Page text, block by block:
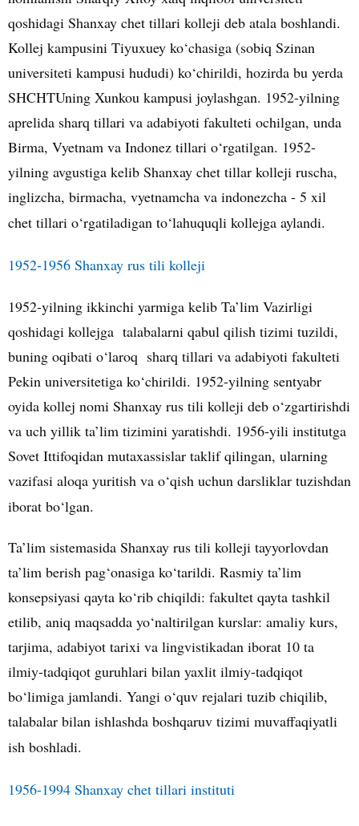
qoshidagi Shanxay chet tillari kolleji deb atala boshlandi.
Kollej kampusini Tiyuxuey ko‘chasiga (sobiq Szinan
universiteti kampusi hududi) ko‘chirildi, hozirda bu yerda
SHCHTUning Xunkou kampusi joylashgan. 1952-yilning
aprelida sharq tillari va adabiyoti fakulteti ochilgan, unda
Birma, Vyetnam va Indonez tillari o‘rgatilgan. 1952-
yilning avgustiga kelib Shanxay chet tillar kolleji ruscha,
inglizcha, birmacha, vyetnamcha va indonezcha - 5 xil
chet tillari o‘rgatiladigan to‘lahuquqli kollejga aylandi.
1952-1956 Shanxay rus tili kolleji
1952-yilning ikkinchi yarmiga kelib Ta’lim Vazirligi
qoshidagi kollejga talabalarni qabul qilish tizimi tuzildi,
buning oqibati o‘laroq sharq tillari va adabiyoti fakulteti
Pekin universitetiga ko‘chirildi. 1952-yilning sentyabr
oyida kollej nomi Shanxay rus tili kolleji deb o‘zgartirishdi
va uch yillik ta’lim tizimini yaratishdi. 1956-yili institutga
Sovet Ittifoqidan mutaxassislar taklif qilingan, ularning
vazifasi aloqa yuritish va o‘qish uchun darsliklar tuzishdan
iborat bo‘lgan.
Ta’lim sistemasida Shanxay rus tili kolleji tayyorlovdan
ta’lim berish pag‘onasiga ko‘tarildi. Rasmiy ta’lim
konsepsiyasi qayta ko‘rib chiqildi: fakultet qayta tashkil
etilib, aniq maqsadda yo‘naltirilgan kurslar: amaliy kurs,
tarjima, adabiyot tarixi va lingvistikadan iborat 10 ta
ilmiy-tadqiqot guruhlari bilan yaxlit ilmiy-tadqiqot
bo‘limiga jamlandi. Yangi o‘quv rejalari tuzib chiqilib,
talabalar bilan ishlashda boshqaruv tizimi muvaffaqiyatli
ish boshladi.
1956-1994 Shanxay chet tillari instituti